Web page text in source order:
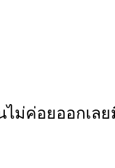
ไม่ค่อยออกเล